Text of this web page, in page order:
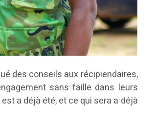
des conseils aux récipiendaires,
sans faille dans leurs
a déjà été, et ce qui sera a déjà